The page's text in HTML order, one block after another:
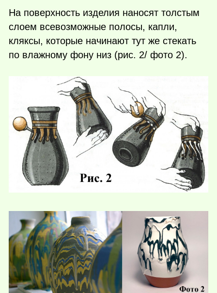
На поверхность изделия наносят толстым
слоем всевозможные полосы, капли,
кляксы, которые начинают тут же стекать
по влажному фону низ (рис. 2/ фото 2).